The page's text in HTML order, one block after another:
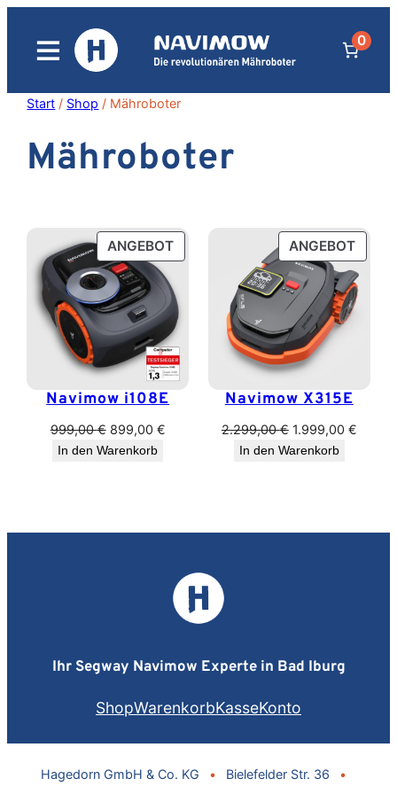
Inhalt
0
Start / Shop / Mähroboter
Mähroboter
ANGEBOTPRODUKT
IM
ANGEBOT
Navimow i108E
999,00€ Ursprünglicher
Preis
899,00 €Aktueller
In den Warenkorb
ANGEBOT
IM
Navimow X315E
2.299,00€ Ursprünglicher
Preis
1.999,00 €
In den Warenkorb
Ihr Segway Navimow Experte in Bad Iburg
ShopWarenkorbKasseKonto
Hagedorn GmbH & Co. KG • Bielefelder Str. 36 •